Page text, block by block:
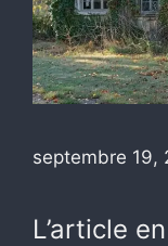
septembre 19,
L’article